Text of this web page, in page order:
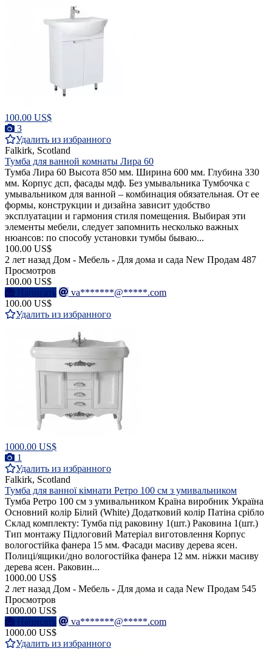
100.00 US$
3
Удалить из избранного
Falkirk, Scotland
Тумба для ванной комнаты Лира 60
Тумба Лира 60 Высота 850 мм. Ширина 600 мм. Глубина 330
мм. Корпус дсп, фасады мдф. Без умывальника Тумбочка с
умывальником для ванной – комбинация обязательная. От ее
формы, конструкции и дизайна зависит удобство
эксплуатации и гармония стиля помещения. Выбирая эти
элементы мебели, следует запомнить несколько важных
нюансов: по способу установки тумбы бываю...
100.00 US$
2 лет назад Дом - Мебель - Для дома и сада New Продам 487
Просмотров
100.00 US$
Написать
va*******@*****.com
100.00 US$
Удалить из избранного
1000.00 US$
1
Удалить из избранного
Falkirk, Scotland
Тумба для ванної кімнати Ретро 100 см з умивальником
Тумба Ретро 100 см з умивальником Країна виробник Україна
Основний колір Білий (White) Додатковий колір Патіна срібло
Склад комплекту: Тумба під раковину 1(шт.) Раковина 1(шт.)
Тип монтажу Підлоговий Матеріал виготовлення Корпус
вологостійка фанера 15 мм. Фасади масиву дерева ясен.
Полиці/ящики/дно вологостійка фанера 12 мм. ніжки масиву
дерева ясен. Раковин...
1000.00 US$
2 лет назад Дом - Мебель - Для дома и сада New Продам 545
Просмотров
1000.00 US$
Написать
va*******@*****.com
1000.00 US$
Удалить из избранного